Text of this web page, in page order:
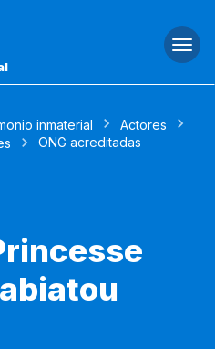
inmaterial
Actores
ONG acreditadas